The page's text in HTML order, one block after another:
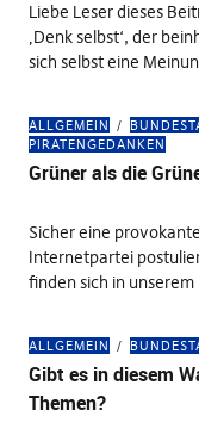
Liebe Leser dieses
‚Denk selbst‘, der
sich selbst eine
ALLGEMEIN
PIRATENGEDANKEN
Grüner als die
Sicher eine
Internetpartei
finden sich in
ALLGEMEIN
Gibt es in diesem
Themen?